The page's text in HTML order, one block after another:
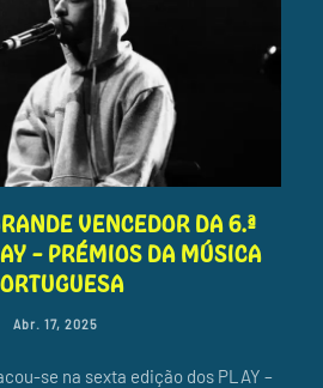
VENCEDOR DA 6.ª
– PRÉMIOS DA MÚSICA
Abr. 17, 2025
se na sexta edição dos PLAY –